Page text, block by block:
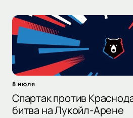
8 июля
Спартак против
битва на Лукойл-Арене